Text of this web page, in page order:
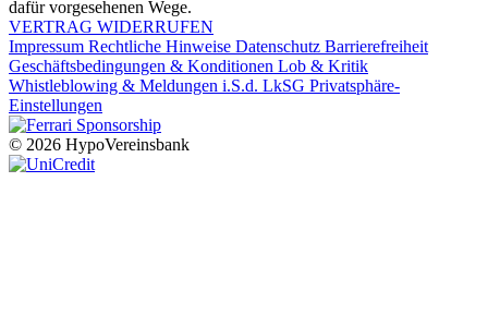
dafür vorgesehenen Wege.
VERTRAG WIDERRUFEN
Impressum Rechtliche Hinweise Datenschutz Barrierefreiheit
Geschäftsbedingungen & Konditionen Lob & Kritik
Whistleblowing & Meldungen i.S.d. LkSG Privatsphäre-
Einstellungen
© 2026 HypoVereinsbank